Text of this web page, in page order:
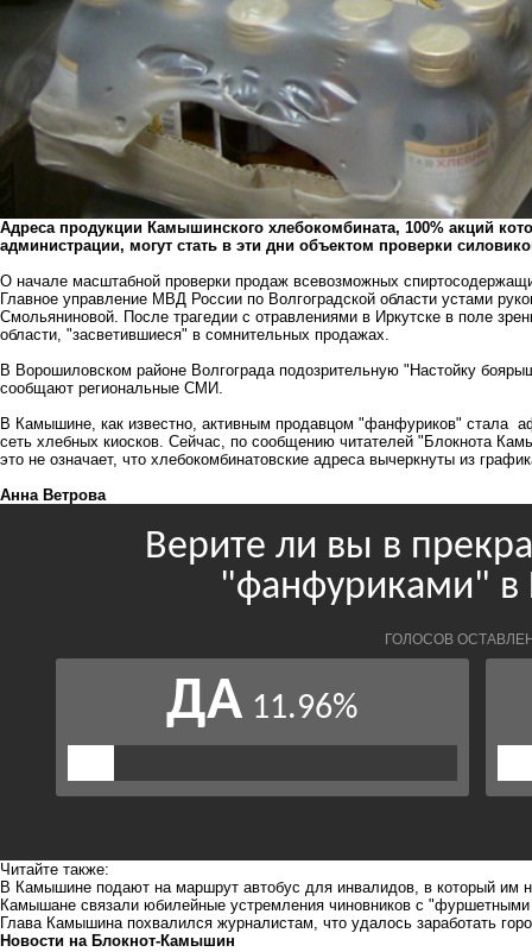
Адреса продукции Камышинского хлебокомбината, 100% акций
администрации, могут стать в эти дни объектом проверки
О начале масштабной проверки продаж всевозможных
Главное управление МВД России по Волгоградской области устами
Смольяниновой. После трагедии с отравлениями в Иркутске в поле
области, "засветившиеся" в сомнительных продажах.
В Ворошиловском районе Волгограда подозрительную "Настойку
сообщают региональные СМИ.
В Камышине, как известно, активным продавцом "фанфуриков" стала
сеть хлебных киосков. Сейчас, по сообщению читателей "Блокнота
это не означает, что хлебокомбинатовские адреса вычеркнуты из
Анна Ветрова
Читайте также:
В Камышине подают на маршрут автобус для инвалидов, в который им
Камышане связали юбилейные устремления чиновников с "фуршетными
Глава Камышина похвалился журналистам, что удалось заработать
Новости на Блoкнoт-Камышин